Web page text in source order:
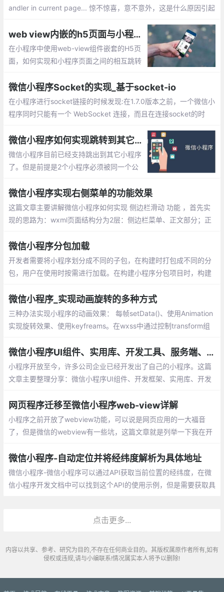
andler in current page... 惊不惊喜，意不意外，这是什么原因引起
web view内嵌的h5页面与小程序直接相互跳转的实现
在小程序中使用web-view组件嵌套的H5页
面，如何实现和小程序页面之间的相互跳转
帮助到您
微信小程序Socket的实现_基于socket-io
在小程序进行socket链接的时候发现:在1.7.0版本之前，一个微信小
程序同时只能有一个 WebSocket 连接，而且在连接socket的时
且自动关闭了socket连接。
微信小程序如何实现跳转到其它小程序的功能
微信小程序目前已经支持跳出到其它小程序
了。但是前提是2个小程序必须被同一个公
就实现小程序之间相互跳转的步骤。
微信小程序实现右侧菜单的功能效果
这篇文章主要讲解微信小程序如何实现 侧边栏滑动 功能 ，首先实
现的思路为：wxml页面结构分为2层：侧边栏菜单、正文部分；正
微信小程序分包加载
开发者需要将小程序划分成不同的子包，在构建时打包成不同的分
包，用户在使用时按需进行加载。在构建小程序分包项目时，构建
所谓的主包，即放置默认启动页/TabBar 页面
微信小程序_实现动画旋转的多种方式
三种办法实现小程序的动画效果： 每帧setData()、使用Animation
实现旋转效果、使用keyfreams。在wxss中通过控制transform组
示非常多
微信小程序UI组件、实用库、开发工具、服务端、Demo整理分享
小程序开放至今，许多公司企业已经开发出了自己的小程序。这篇
文章主要整理分享：微信小程序UI组件、开发框架、实用库、开发
网页程序迁移至微信小程序web-view详解
小程序之前开放了webview功能，可以说是网页应用的一大福音
了，但是微信的webview有一些坑，这篇文章就是列举一下我在开
微信小程序-自动定位并将经纬度解析为具体地址
微信小程序-微信小程序可以通过API获取当前位置的经纬度，在微
信小程序开发文档中可以找到这个API的使用示例，但是需要获取具
点击更多...
内容以共享、参考、研究为目的,不存在任何商业目的。其版权属原作者所有,如有
侵权或违规,请与小编联系!情况属实本人将予以删除!